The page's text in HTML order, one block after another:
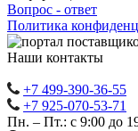
Вопрос - ответ
Политика
Наши контакты
+7 499-390-36-55
+7 925-070-53-71
Пн. – Пт.: с 9:00 до